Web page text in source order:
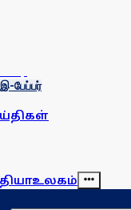
இ-பேப்பர்
உலகம்